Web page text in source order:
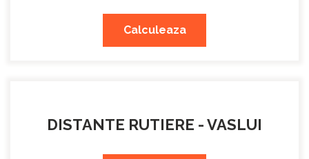
Calculeaza
DISTANTE RUTIERE - VASLUI